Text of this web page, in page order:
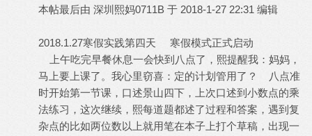
本帖最后由 深圳熙妈0711B 于 2018-1-27 22:31 编辑
2018.1.27寒假实践第四天 寒假模式正式启动
上午吃完早餐休息一会快到八点了，熙提醒我：妈妈，
马上要上课了。我心里窃喜：定的计划管用了？ 八点准
时开始第一节课，口述景山四下，上次口述到小数点的乘
法练习，这次继续，熙每道题都述了过程和答案，遇到复
杂点的比如两位数以上就用笔在本子上打个草稿，出现一